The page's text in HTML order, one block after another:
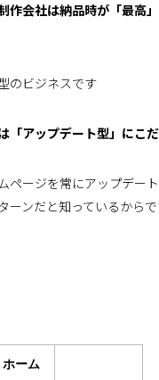
作会社は納品時が「最高
のビジネスです
「アップデート型」にこ
ページを常にアップデー
ーンだと知っているから
ホーム